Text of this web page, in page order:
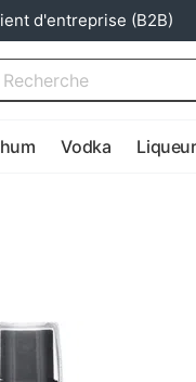
d'entreprise (B2B)
Vodka